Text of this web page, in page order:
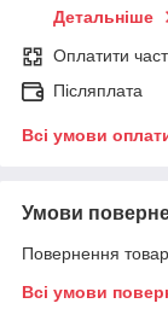
Детальніше
Оплатити
Післяплата
Всі умови
Умови
Повернення
Всі умови